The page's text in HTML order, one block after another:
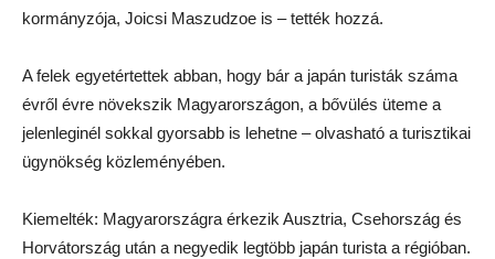
kormányzója, Joicsi Maszudzoe is – tették hozzá.
A felek egyetértettek abban, hogy bár a japán turisták száma
évről évre növekszik Magyarországon, a bővülés üteme a
jelenleginél sokkal gyorsabb is lehetne – olvasható a turisztikai
ügynökség közleményében.
Kiemelték: Magyarországra érkezik Ausztria, Csehország és
Horvátország után a negyedik legtöbb japán turista a régióban.